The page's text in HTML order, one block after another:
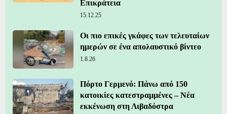
Επικράτεια
15.12.25
Οι πιο επικές γκάφες των τελευταίων
ημερών σε ένα απολαυστικό βίντεο
1.8.26
Πόρτο Γερμενό: Πάνω από 150
κατοικίες κατεστραμμένες – Νέα
εκκένωση στη Λιβαδόστρα